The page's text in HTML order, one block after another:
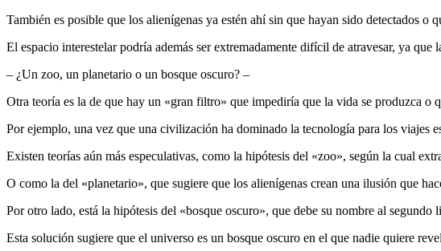
También es posible que los alienígenas ya estén ahí sin que hayan sido detectados o
El espacio interestelar podría además ser extremadamente difícil de atravesar, ya que
– ¿Un zoo, un planetario o un bosque oscuro? –
Otra teoría es la de que hay un «gran filtro» que impediría que la vida se produzca o
Por ejemplo, una vez que una civilización ha dominado la tecnología para los viajes
Existen teorías aún más especulativas, como la hipótesis del «zoo», según la cual
O como la del «planetario», que sugiere que los alienígenas crean una ilusión que
Por otro lado, está la hipótesis del «bosque oscuro», que debe su nombre al
Esta solución sugiere que el universo es un bosque oscuro en el que nadie quiere